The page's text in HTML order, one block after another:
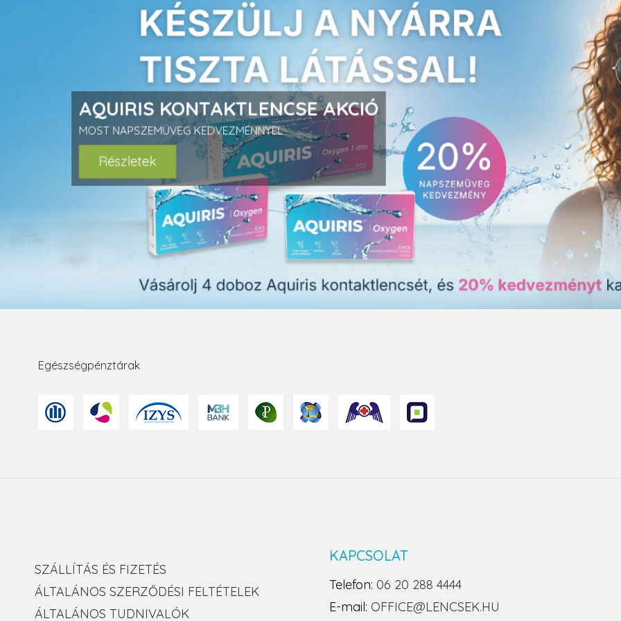
AQUIRIS KONTAKTLENCSE AKCIÓ
MOST NAPSZEMÜVEG KEDVEZMÉNNYEL
Részletek
Egészségpénztárak
SZÁLLÍTÁS ÉS FIZETÉS
ÁLTALÁNOS SZERZŐDÉSI FELTÉTELEK
ÁLTALÁNOS TUDNIVALÓK
KAPCSOLAT
Telefon: 06 20 288 4444
E-mail: OFFICE@LENCSEK.HU